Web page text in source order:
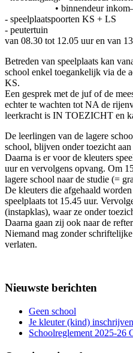
• binnendeur inkom–
- speelplaatspoorten KS + LS
- peutertuin
van 08.30 tot 12.05 uur en van
Betreden van speelplaats kan
school enkel toegankelijk via de
KS.
Een gesprek met de juf of de
echter te wachten tot NA de
leerkracht is IN TOEZICHT en
De leerlingen van de lagere
school, blijven onder toezicht
Daarna is er voor de kleuters
uur en vervolgens opvang. Om
lagere school naar de studie (=
De kleuters die afgehaald
speelplaats tot 15.45 uur.
(instapklas), waar ze onder
Daarna gaan zij ook naar de
Niemand mag zonder
verlaten.
Nieuwste berichten
Geen school
Je kleuter (kind)
Schoolreglement 2025-26